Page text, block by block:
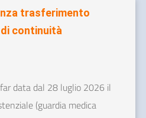
trasferimento
continuità
data dal 28 luglio 2026 il
(guardia medica